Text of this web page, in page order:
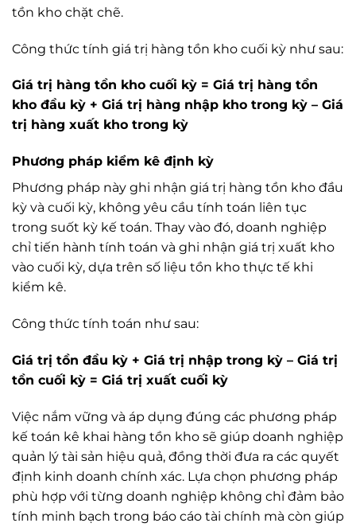
tồn kho chặt chẽ.
Công thức tính giá trị hàng tồn kho cuối kỳ như sau:
Giá trị hàng tồn kho cuối kỳ = Giá trị hàng tồn
kho đầu kỳ + Giá trị hàng nhập kho trong kỳ – Giá
trị hàng xuất kho trong kỳ
Phương pháp kiểm kê định kỳ
Phương pháp này ghi nhận giá trị hàng tồn kho đầu
kỳ và cuối kỳ, không yêu cầu tính toán liên tục
trong suốt kỳ kế toán. Thay vào đó, doanh nghiệp
chỉ tiến hành tính toán và ghi nhận giá trị xuất kho
vào cuối kỳ, dựa trên số liệu tồn kho thực tế khi
kiểm kê.
Công thức tính toán như sau:
Giá trị tồn đầu kỳ + Giá trị nhập trong kỳ – Giá trị
tồn cuối kỳ = Giá trị xuất cuối kỳ
Việc nắm vững và áp dụng đúng các phương pháp
kế toán kê khai hàng tồn kho sẽ giúp doanh nghiệp
quản lý tài sản hiệu quả, đồng thời đưa ra các quyết
định kinh doanh chính xác. Lựa chọn phương pháp
phù hợp với từng doanh nghiệp không chỉ đảm bảo
tính minh bạch trong báo cáo tài chính mà còn giúp